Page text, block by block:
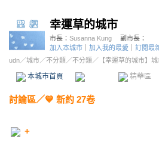
幸運草的城市
市長： Susanna Kung
副市長：
加入本城市
加入我的最愛
訂閱最
udn／城市／不分類 ／不分類 ／ 【幸運草的城市】
本城市首頁 精華區
討論區／💙 新約 27卷
+